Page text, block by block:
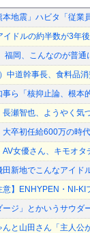
本地震」ハビタ「従業
イドルの約半数が3年
福岡、こんなのが普
`）中道幹事長、食料品
事ら「核抑止論、根本
長瀬智也、ようやく気
大卒初任給600万の
AV女優さん、キモオ
田新地でこんなアイド
意】ENHYPEN・NI-
ージ」とかいうサウ
んと山田さん「主人